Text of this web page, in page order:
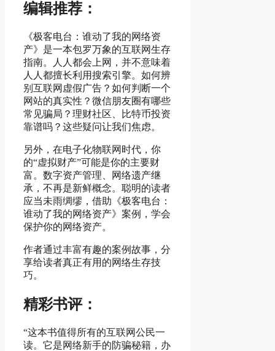
编辑推荐：
《极客电台：谁动了我的网络资
产》是一本包罗万象的互联网生存
指南。人人都会上网，并不意味着
人人都擅长利用搜索引擎。如何辨
别互联网虚假广告？如何判断一个
网站的真实性？微信朋友圈有哪些
常见骗局？理财社区、比特币投资
靠谱吗？这些疑问让我们焦虑。
另外，在电子化物联网时代，你
的“虚拟财产”可能是你的主要财
富。数字资产管理、网络遗产继
承，不再是新鲜概念。聪明的读者
应当未雨绸缪，借助《极客电台：
谁动了我的网络资产》案例，学会
保护你的网络资产。
作者通过丰富有趣的案例故事，分
享给读者真正有用的网络生存技
巧。
精彩书评：
“这本书值得所有的互联网公民一
读。它是网络新手的防骗秘籍，办